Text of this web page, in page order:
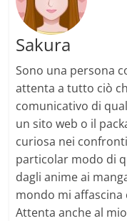
Sakura
Sono una persona
attenta a tutto ciò
comunicativo di
un sito web o il
curiosa nei
particolar modo di
dagli anime ai
mondo mi affascina
Attenta anche al